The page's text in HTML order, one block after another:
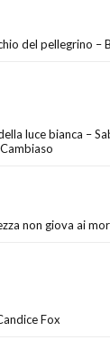
del pellegrino –
luce bianca –
non giova ai
Fox